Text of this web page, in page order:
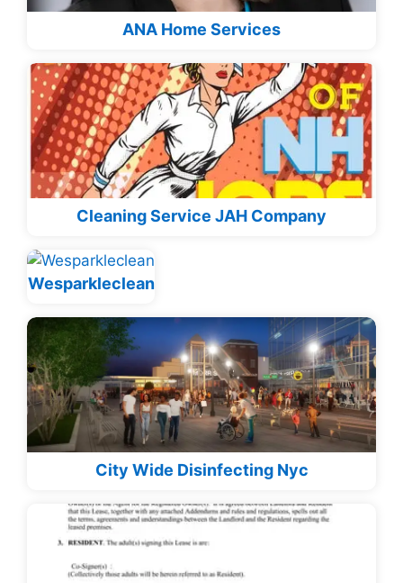
ANA Home Services
Cleaning Service JAH Company
Wesparkleclean
City Wide Disinfecting Nyc